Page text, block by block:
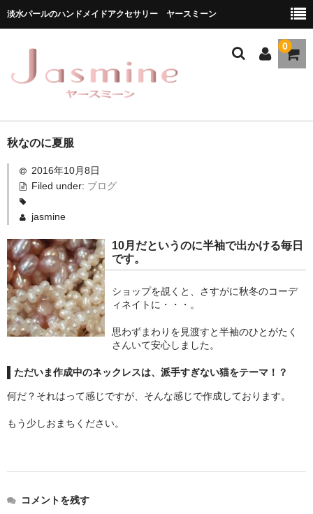
淡水パールのハンドメイドアクセサリー ヤースミーン
0
ホーム
商品一覧
★お勧め商品
メディア掲載
ブログ
お問い合わせ
秋なのに夏服
2016年10月8日
Filed under: ブログ
jasmine
10月だというのに半袖で出かける毎日
です。
ショップを覘くと、さすがに秋冬のコーデ
ィネイトに・・・。
思わずまわりを見渡すと半袖のひとがたく
さんいて安心しました。
ただいま作成中のネックレスは、派手すぎない猫をテーマ！？
何だ？それはって感じですが、そんな感じで作成しております。
もう少しおまちください。
コメントを残す